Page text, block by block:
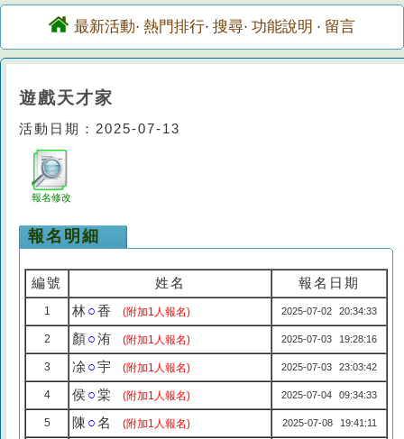
最新活動· 熱門排行· 搜尋· 功能說明 · 留言
遊戲天才家
活動日期：2025-07-13
報名修改
報名明細
編號 姓名 報名日期
1 林○香 (附加1人報名) 2025-07-02 20:34:33
2 顏○洧 (附加1人報名) 2025-07-03 19:28:16
3 凃○宇 (附加1人報名) 2025-07-03 23:03:42
4 侯○棠 (附加1人報名) 2025-07-04 09:34:33
5 陳 ○名 (附加1人報名) 2025-07-08 19:41:11